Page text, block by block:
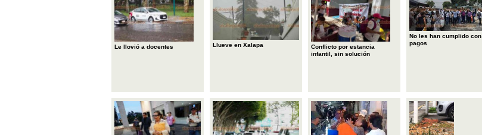
Le llovió a docentes Llueve en Xalapa
Conflicto por estancia
infantil, sin solución
No les han cumplido con
pagos